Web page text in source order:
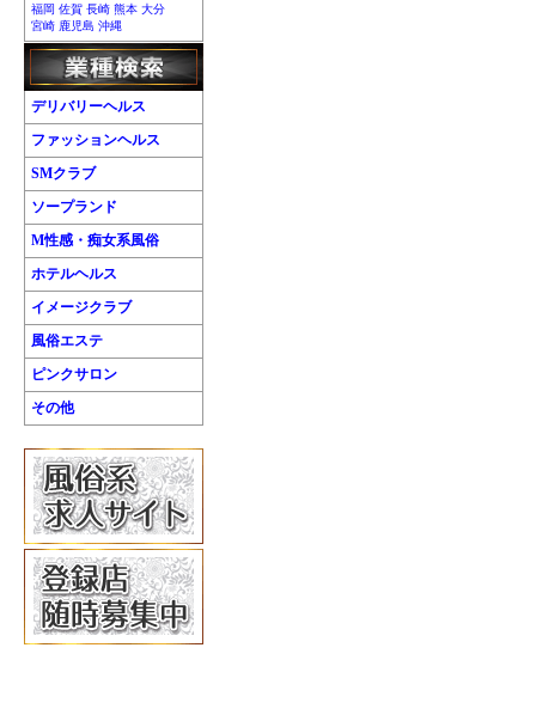
福岡 佐賀 長崎 熊本 大分
宮崎 鹿児島 沖縄
デリバリーヘルス
ファッションヘルス
SMクラブ
ソープランド
M性感・痴女系風俗
ホテルヘルス
イメージクラブ
風俗エステ
ピンクサロン
その他